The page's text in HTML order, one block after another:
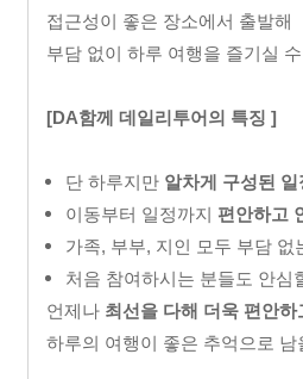
접근성이 좋은 장소에서 출발해
부담 없이 하루 여행을 즐기실
[DA함께 데일리투어의 특징 ]
단 하루지만 알차게 구성된 일
이동부터 일정까지 편안하고
가족, 부부, 지인 모두 부담 없
처음 참여하시는 분들도 안심
언제나 최선을 다해 더욱 편안하
하루의 여행이 좋은 추억으로